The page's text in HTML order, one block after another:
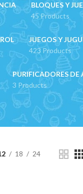
BLOQUES Y
45 Products
JUEGOS Y
423 Products
PURIFICADORES DE
3 Products
18 24